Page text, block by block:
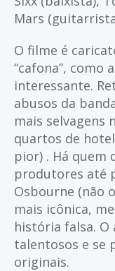
Mars
O filme é
“cafona”, como
interessante.
abusos da
mais selvagens
quartos de
pior) . Há quem
produtores até
Osbourne (não
mais icônica,
história falsa. O
talentosos e se
originais.